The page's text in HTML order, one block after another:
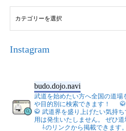
Instagram
budo.dojo.navi
武道を始めたい方へ全国の道場
や目的別に検索できます！
🥋 武道界を盛り上げたい気持
用は発生いたしません。
ぜひ道
⇩のリンクから掲載できます。